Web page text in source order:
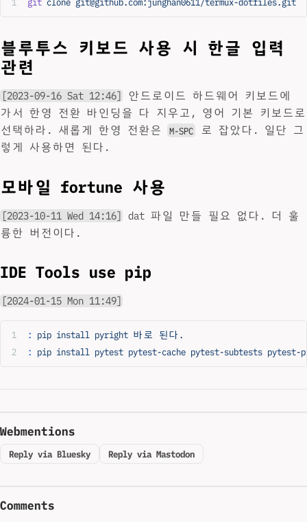
블루투스 키보드 사용 시 한글 입력
관련
[2023-09-16 Sat 12:46]
안드로이드 하드웨어 키보드에
가서 한영 전환 바인딩을 다 지우고, 영어 기본 키보드로
선택하라. 새롭게 한영 전환은
M-SPC
로 잡았다. 일단 그
렇게 사용하면 된다.
모바일 fortune 사용
[2023-10-11 Wed 14:16] dat 파일 만들 필요 없다. 더 훌
륭한 버전이다.
IDE Tools use pip
[2024-01-15 Mon 11:49]
: pip install pyright 바로
된다.
:
pip install pytest pytest-cache pytest-subtests pytest-
Webmentions
Reply via Bluesky Reply via Mastodon
Comments